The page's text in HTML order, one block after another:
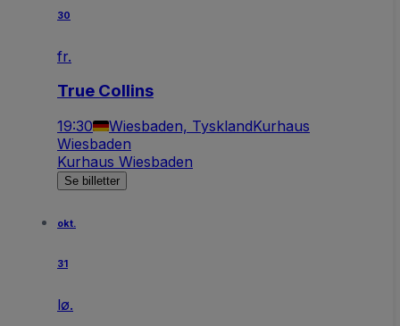
30
fr.
True Collins
19:30 Wiesbaden, TysklandKurhaus
Wiesbaden
Kurhaus Wiesbaden
Se billetter
okt.
31
lø.